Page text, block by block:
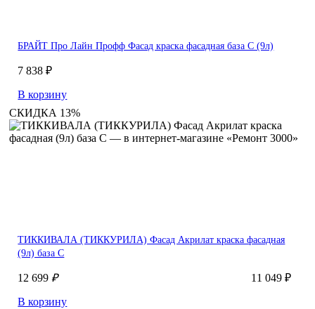
БРАЙТ Про Лайн Профф Фасад краска фасадная база С (9л)
7 838 ₽
В корзину
СКИДКА 13%
ТИККИВАЛА (ТИККУРИЛА) Фасад Акрилат краска фасадная
(9л) база С
12 699₽
11 049 ₽
В корзину